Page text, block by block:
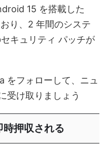
15 を搭載した
り、2 年間のシステ
キュリティ パッチが
をフォローして、ニュ
受け取りましょう
押収される